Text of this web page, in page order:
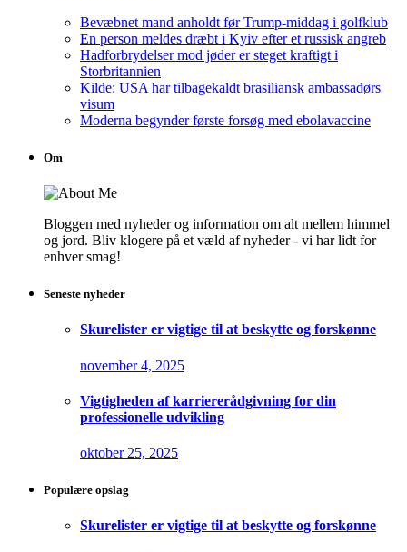
Bevæbnet mand anholdt før Trump-middag i golfklub
En person meldes dræbt i Kyiv efter et russisk angreb
Hadforbrydelser mod jøder er steget kraftigt i
Storbritannien
Kilde: USA har tilbagekaldt brasiliansk ambassadørs
visum
Moderna begynder første forsøg med ebolavaccine
Om
Bloggen med nyheder og information om alt mellem himmel
og jord. Bliv klogere på et væld af nyheder - vi har lidt for
enhver smag!
Seneste nyheder
Skurelister er vigtige til at beskytte og forskønne
november 4, 2025
Vigtigheden af karriererådgivning for din
professionelle udvikling
oktober 25, 2025
Populære opslag
Skurelister er vigtige til at beskytte og forskønne